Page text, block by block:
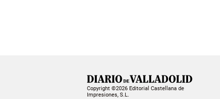
Copyright ©2026 Editorial Castellana de
Impresiones, S.L.